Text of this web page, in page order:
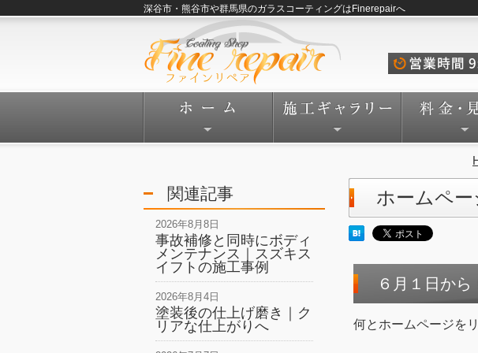
深谷市・熊谷市や群馬県のガラスコーティングはFinerepairへ
関連記事
2026年8月8日
事故補修と同時にボディ
メンテナンス｜スズキス
イフトの施工事例
2026年8月4日
塗装後の仕上げ磨き｜ク
リアな仕上がりへ
ホームペ
６月１日から
何とホームページを